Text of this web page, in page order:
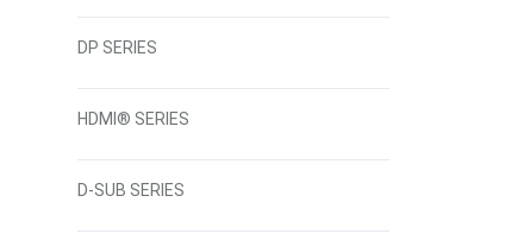
DP SERIES
HDMI® SERIES
D-SUB SERIES